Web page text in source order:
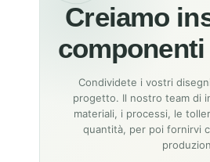
Creiamo
Condividete i vostri
progetto. Il nostro team di
materiali, i processi, le
quantità, per poi fornirvi